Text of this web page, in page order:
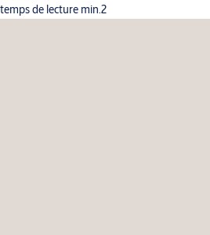
temps de lecture min.2